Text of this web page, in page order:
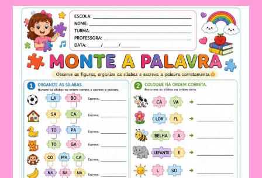
SÍLABAS
PARA
TRABALHAR
DE
FORMA
LÚDICA
NA
EDUCAÇÃO
INFANTIL